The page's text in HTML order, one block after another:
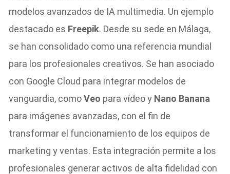
modelos avanzados de IA multimedia. Un ejemplo
destacado es Freepik. Desde su sede en Málaga,
se han consolidado como una referencia mundial
para los profesionales creativos. Se han asociado
con Google Cloud para integrar modelos de
vanguardia, comoVeo para vídeo y Nano Banana
para imágenes avanzadas, con el fin de
transformar el funcionamiento de los equipos de
marketing y ventas. Esta integración permite a los
profesionales generar activos de alta fidelidad con